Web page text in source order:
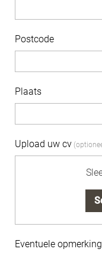
Postcode
Plaats
Upload uw cv
Eventuele